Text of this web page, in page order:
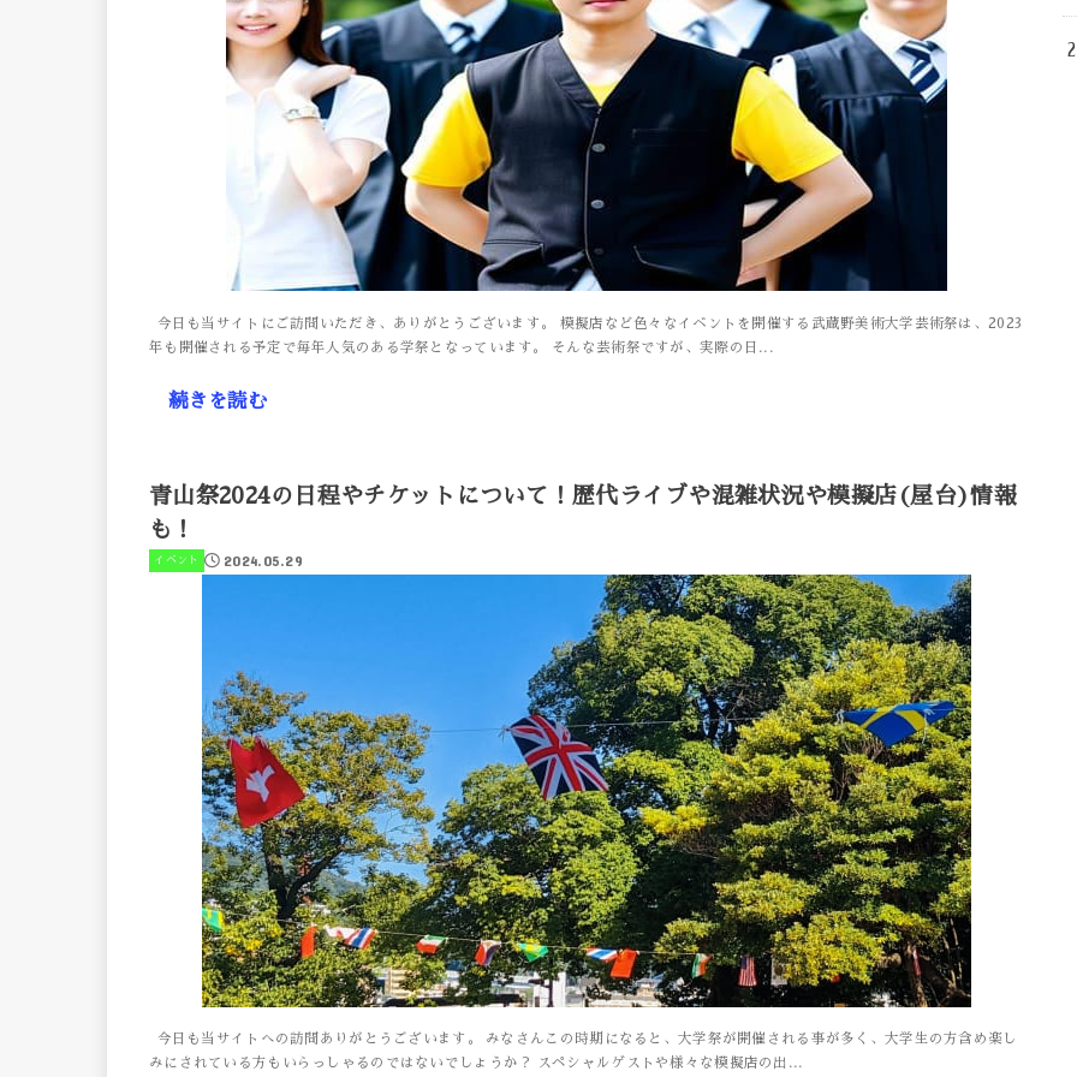
今日も当サイトにご訪問いただき、ありがとうございます。 模擬店など色々なイベントを開催する武蔵野美術大学芸術祭は、2023
年も開催される予定で毎年人気のある学祭となっています。 そんな芸術祭ですが、実際の日...
続きを読む
青山祭2024の日程やチケットについて！歴代ライブや混雑状況や模擬店(屋台)情報
も！
イベント 2024.05.29
今日も当サイトへの訪問ありがとうございます。 みなさんこの時期になると、大学祭が開催される事が多く、大学生の方含め楽し
みにされている方もいらっしゃるのではないでしょうか？ スペシャルゲストや様々な模擬店の出...